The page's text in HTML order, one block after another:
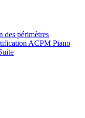
des périmètres
ACPM Piano